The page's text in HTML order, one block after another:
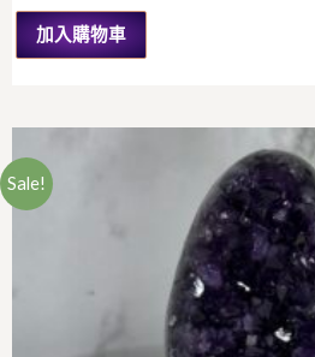
加入購物車
Sale!